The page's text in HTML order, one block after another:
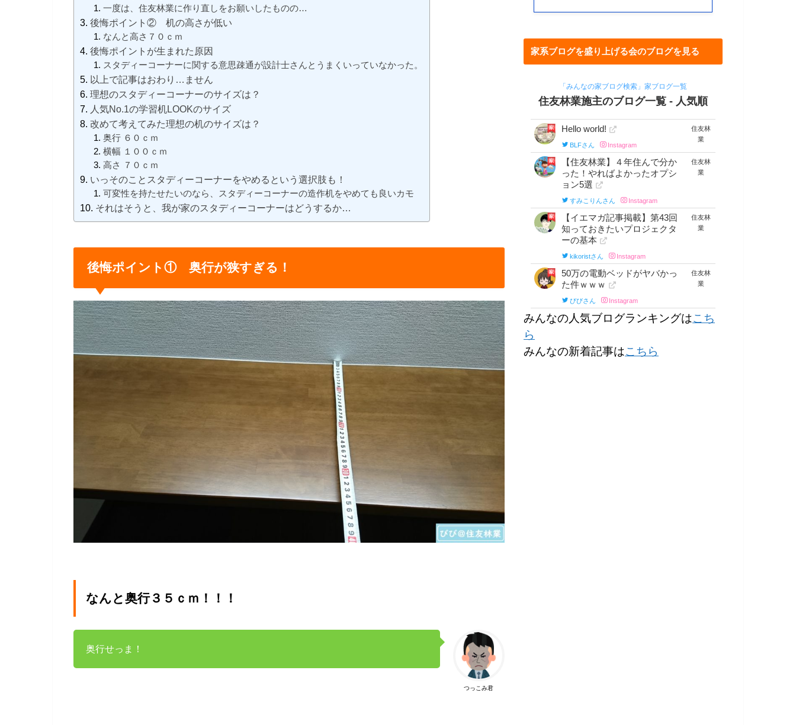
一度は、住友林業に作り直しをお願いしたものの…
後悔ポイント② 机の高さが低い
なんと高さ７０ｃｍ
後悔ポイントが生まれた原因
スタディーコーナーに関する意思疎通が設計士さんとうまくいっていなかった。
以上で記事はおわり…ません
理想のスタディーコーナーのサイズは？
人気No.1の学習机LOOKのサイズ
改めて考えてみた理想の机のサイズは？
奥行 ６０ｃｍ
横幅 １００ｃｍ
高さ ７０ｃｍ
いっそのことスタディーコーナーをやめるという選択肢も！
可変性を持たせたいのなら、スタディーコーナーの造作机をやめても良いカモ
それはそうと、我が家のスタディーコーナーはどうするか…
後悔ポイント① 奥行が狭すぎる！
なんと奥行３５ｃｍ！！！
つっこみ君
奥行せっま！
家系ブログを盛り上げる会のブログを見る
みんなの人気ブログランキングはこち
ら
みんなの新着記事はこちら